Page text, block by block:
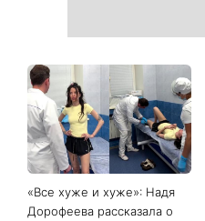
«Все хуже и хуже»: Надя
Дорофеева рассказала о